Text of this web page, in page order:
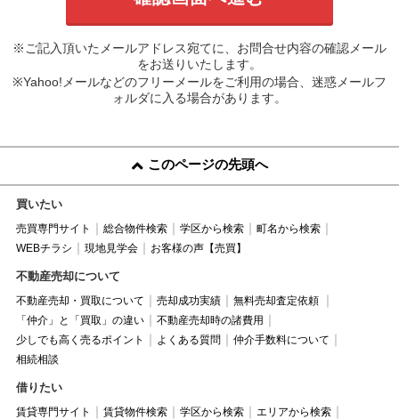
※ご記入頂いたメールアドレス宛てに、お問合せ内容の確認メール
をお送りいたします。
※Yahoo!メールなどのフリーメールをご利用の場合、迷惑メールフ
ォルダに入る場合があります。
このページの先頭へ
買いたい
売買専門サイト 総合物件検索 学区から検索
町名から検索
WEBチラシ
現地見学会 お客様の声【売買】
不動産売却について
不動産売却・買取について 売却成功実績
無料売却査定依頼
「仲介」と「買取」の違い
不動産売却時の諸費用
少しでも高く売るポイント
よくある質問
仲介手数料について
相続相談
借りたい
賃貸専門サイト 賃貸物件検索 学区から検索
エリアから検索